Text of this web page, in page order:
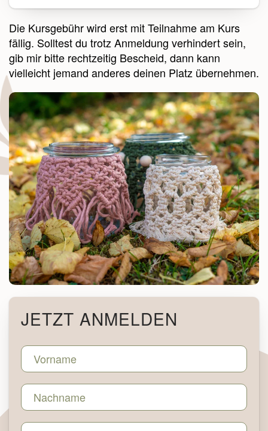
Die Kursgebühr wird erst mit Teilnahme am Kurs
fällig. Solltest du trotz Anmeldung verhindert sein,
gib mir bitte rechtzeitig Bescheid, dann kann
vielleicht jemand anderes deinen Platz übernehmen.
JETZT ANMELDEN
Kursformular